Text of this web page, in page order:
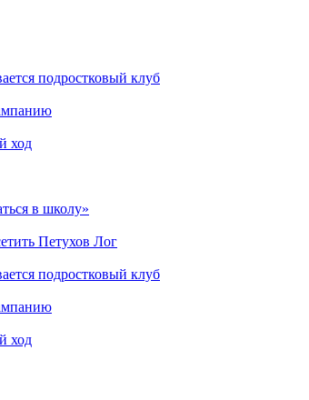
подростковый клуб
ход
в школу»
Петухов Лог
подростковый клуб
ход